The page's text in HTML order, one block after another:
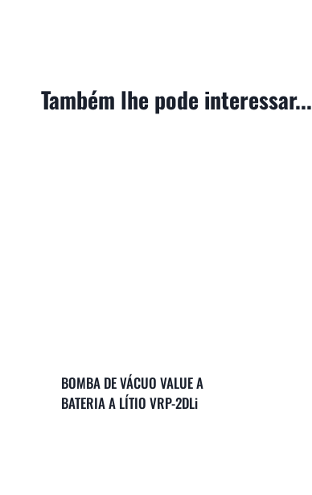
Também lhe pode interessar...
BOMBA DE VÁCUO VALUE A
BATERIA A LÍTIO VRP-2DLi